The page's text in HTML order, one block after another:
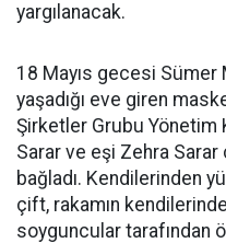
yargılanacak.
18 Mayıs gecesi
yaşadığı eve giren
Şirketler Grubu Yönetim
Sarar ve eşi Zehra Sarar
bağladı. Kendilerinden
çift, rakamın
soyguncular tarafından